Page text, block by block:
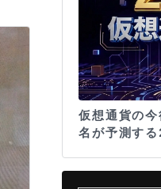
仮想通貨の
名が予測す